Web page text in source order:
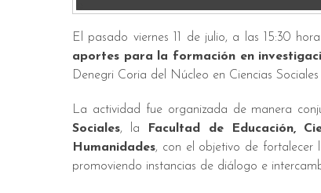
El pasado viernes 11 de julio, a las 15:30
aportes para la formación en
Denegri Coria del Núcleo en Ciencias
La actividad fue organizada de manera
Sociales, la Facultad de Educación,
Humanidades, con el objetivo de fortalecer
promoviendo instancias de diálogo e